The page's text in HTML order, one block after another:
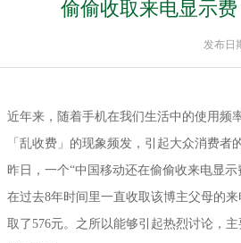
偷偷收取来电显示
发布日
近年来，随着手机在我们生活中的使用频
「乱收费」的现象频发，引起大众消费者
昨日，一个“中国移动还在偷偷收来电显
在过去8年时间里一直收取该博主父母的
取了576元。之所以能够引起热烈讨论，